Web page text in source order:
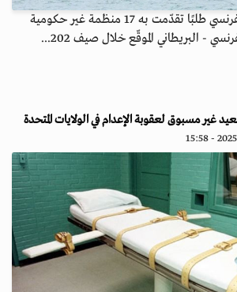
رفض مجلس الدولة الفرنسي طلبًا تقدّمت به 17 منظمة غير حكومية
- البريطاني الموقّع خلال صيف 202...